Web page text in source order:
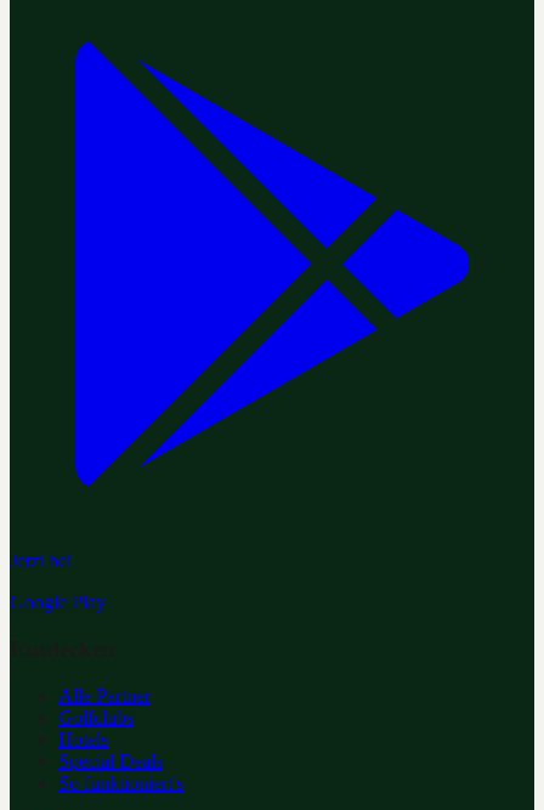
Jetzt bei
Google Play
Alle Partner
Golfclubs
Hotels
Special Deals
So funktioniert's